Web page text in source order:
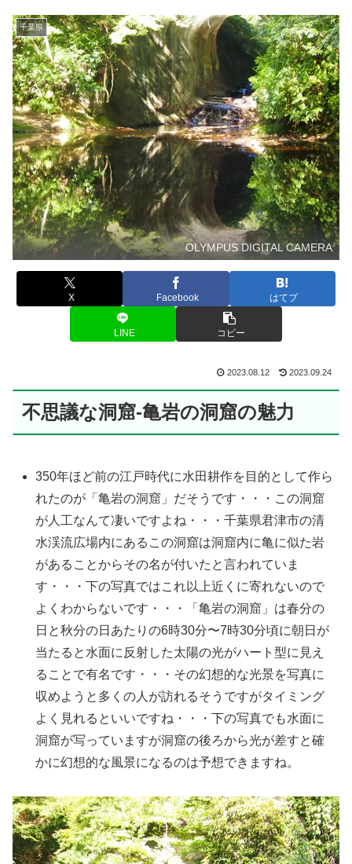
千葉県
OLYMPUS DIGITAL CAMERA
X Facebook はてブ
LINE コピー
2023.08.12 2023.09.24
不思議な洞窟‐亀岩の洞窟の魅力
350年ほど前の江戸時代に水田耕作を目的として作ら
れたのが「亀岩の洞窟」だそうです・・・この洞窟
が人工なんて凄いですよね・・・千葉県君津市の清
水渓流広場内にあるこの洞窟は洞窟内に亀に似た岩
があることからその名が付いたと言われていま
す・・・下の写真ではこれ以上近くに寄れないので
よくわからないです・・・「亀岩の洞窟」は春分の
日と秋分の日あたりの6時30分〜7時30分頃に朝日が
当たると水面に反射した太陽の光がハート型に見え
ることで有名です・・・その幻想的な光景を写真に
収めようと多くの人が訪れるそうですがタイミング
よく見れるといいですね・・・下の写真でも水面に
洞窟が写っていますが洞窟の後ろから光が差すと確
かに幻想的な風景になるのは予想できますね。